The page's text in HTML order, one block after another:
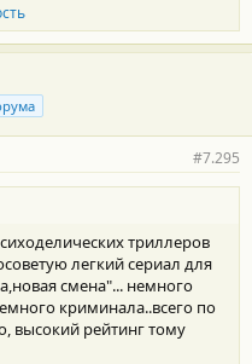
#7.295
триллеров
легкий сериал для
смена"... немного
криминала..всего по
высокий рейтинг тому